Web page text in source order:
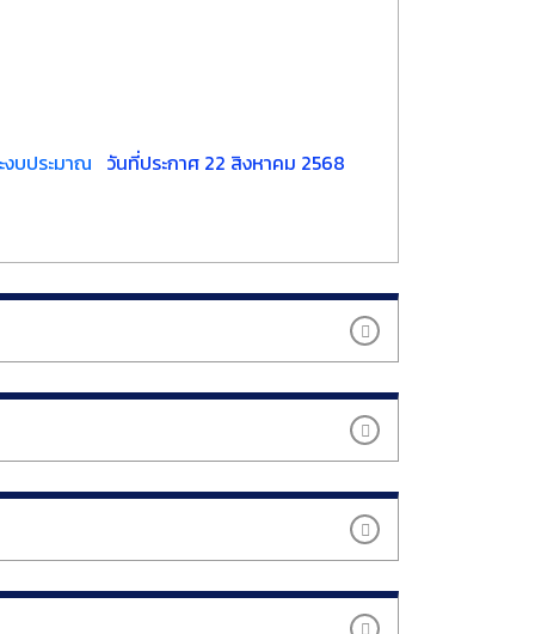
บประมาณ วันที่ประกาศ 22 สิงหาคม 2568